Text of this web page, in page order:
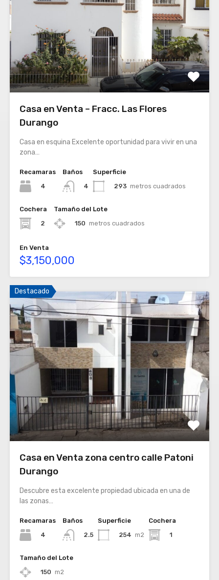
Casa en Venta – Fracc. Las Flores
Durango
Casa en esquina Excelente oportunidad para vivir en una
zona…
Recamaras
4
Baños
4
Superficie
293 metros cuadrados
Cochera
2
Tamaño del Lote
150 metros cuadrados
En Venta
$3,150,000
Destacado
Casa en Venta zona centro calle Patoni
Durango
Descubre esta excelente propiedad ubicada en una de
las zonas…
Recamaras
4
Baños
2.5
Superficie
254 m2
Cochera
1
Tamaño del Lote
150 m2